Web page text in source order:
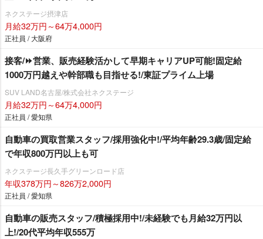
ネクステージ摂津店
月給32万円～64万4,000円
正社員 / 大阪府
接客/⏩️営業、販売経験活かして早期キャリアUP可能!固定給
1000万円越えや幹部職も目指せる!/東証プライム上場
SUV LAND名古屋/株式会社ネクステージ
月給32万円～64万4,000円
正社員 / 愛知県
自動車の買取営業スタッフ/採用強化中!/平均年齢29.3歳/固定給
で年収800万円以上も可
ネクステージ⾧久手グリーンロード店
年収378万円～826万2,000円
正社員 / 愛知県
自動車の販売スタッフ/積極採用中!/未経験でも月給32万円以
上!/20代平均年収555万